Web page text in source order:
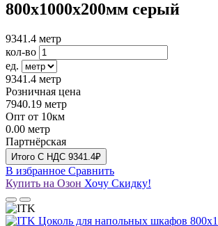
800х1000х200мм серый
9341.4 метр
кол-во
ед.
9341.4 метр
Розничная цена
7940.19 метр
Опт от 10км
0.00 метр
Партнёрская
Итого C НДС 9341.4₽
В избранное Сравнить
Купить на Озон Хочу Скидку!